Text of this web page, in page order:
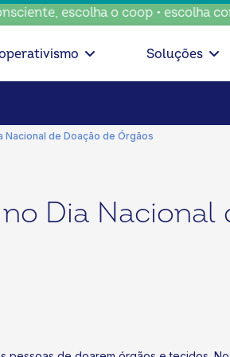
escolha o coop • escolha
Soluções
Nacional de Doação de Órgãos
Dia Nacional